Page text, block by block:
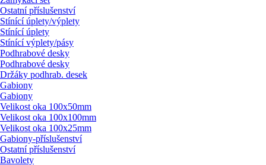
Ostatní příslušenství
Stínící úplety/výplety
Stínící úplety
Stínící výplety/pásy
Podhrabové desky
Podhrabové desky
Držáky podhrab. desek
Gabiony
Gabiony
Velikost oka 100x50mm
Velikost oka 100x100mm
Velikost oka 100x25mm
Gabiony-příslušenství
Ostatní příslušenství
Bavolety